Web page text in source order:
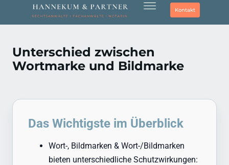
Kontakt
Unterschied zwischen
Wortmarke und Bildmarke
Das Wichtigste im Überblick
Wort-, Bildmarken & Wort-/Bildmarken
bieten unterschiedliche Schutzwirkungen: